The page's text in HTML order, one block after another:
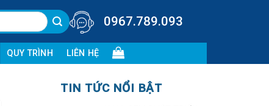
0967.789.093
QUY TRÌNH LIÊN HỆ
TIN TỨC NỔI BẬT